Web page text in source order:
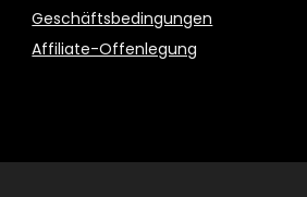
Geschäftsbedingungen
Affiliate-Offenlegung